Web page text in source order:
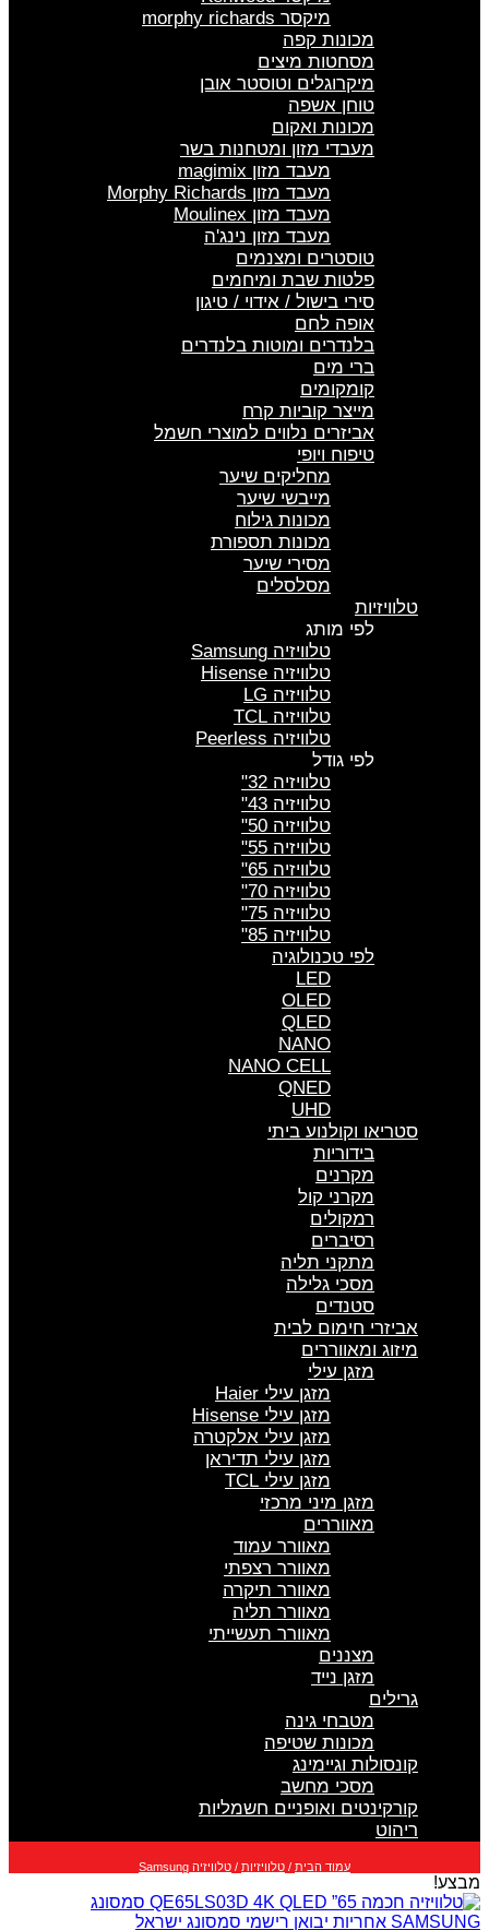
מיקסר morphy richards
מכונות קפה
מסחטות מיצים
מיקרוגלים וטוסטר אובן
טוחן אשפה
מכונות ואקום
מעבדי מזון ומטחנות בשר
מעבד מזון magimix
מעבד מזון Morphy Richards
מעבד מזון Moulinex
מעבד מזון נינג'ה
טוסטרים ומצנמים
פלטות שבת ומיחמים
סירי בישול / אידוי / טיגון
אופה לחם
בלנדרים ומוטות בלנדרים
ברי מים
קומקומים
מייצר קוביות קרח
אביזרים נלווים למוצרי חשמל
טיפוח ויופי
מחליקים שיער
מייבשי שיער
מכונות גילוח
מכונות תספורת
מסירי שיער
מסלסלים
טלוויזיות
לפי מותג
טלוויזיה Samsung
טלוויזיה Hisense
טלוויזיה LG
טלוויזיה TCL
טלוויזיה Peerless
לפי גודל
טלוויזיה 32"
טלוויזיה 43"
טלוויזיה 50"
טלוויזיה 55"
טלוויזיה 65"
טלוויזיה 70"
טלוויזיה 75"
טלוויזיה 85"
לפי טכנולוגיה
LED
OLED
QLED
NANO
NANO CELL
QNED
UHD
סטריאו וקולנוע ביתי
בידוריות
מקרנים
מקרני קול
רמקולים
רסיברים
מתקני תליה
מסכי גלילה
סטנדים
אביזרי חימום לבית
מיזוג ומאווררים
מזגן עילי
מזגן עילי Haier
מזגן עילי Hisense
מזגן עילי אלקטרה
מזגן עילי תדיראן
מזגן עילי TCL
מזגן מיני מרכזי
מאווררים
מאוורר עמוד
מאוורר רצפתי
מאוורר תיקרה
מאוורר תליה
מאוורר תעשייתי
מצננים
מזגן נייד
גרילים
מטבחי גינה
מכונות שטיפה
קונסולות וגיימינג
מסכי מחשב
קורקינטים ואופניים חשמליות
ריהוט
עמוד הבית / טלוויזיות / טלוויזיה Samsung
מבצע!